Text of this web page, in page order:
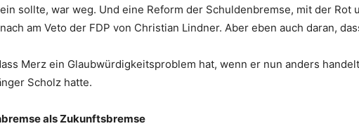
sollte, war weg. Und eine Reform der Schuldenbremse, mit der
am Veto der FDP von Christian Lindner. Aber eben auch daran,
Merz ein Glaubwürdigkeitsproblem hat, wenn er nun anders
Scholz hatte.
als Zukunftsbremse